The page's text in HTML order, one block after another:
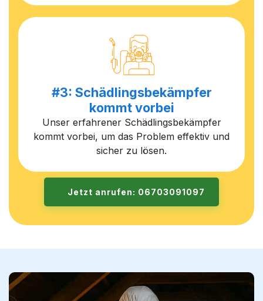
#3: Schädlingsbekämpfer
kommt vorbei
Unser erfahrener Schädlingsbekämpfer
kommt vorbei, um das Problem effektiv und
sicher zu lösen.
Jetzt anrufen: 06703091097